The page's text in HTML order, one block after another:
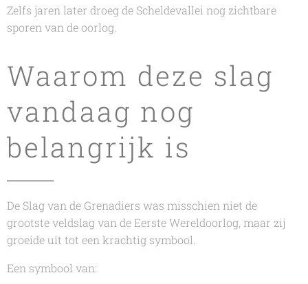
Zelfs jaren later droeg de Scheldevallei nog zichtbare
sporen van de oorlog.
Waarom deze slag
vandaag nog
belangrijk is
De Slag van de Grenadiers was misschien niet de
grootste veldslag van de Eerste Wereldoorlog, maar zij
groeide uit tot een krachtig symbool.
Een symbool van: